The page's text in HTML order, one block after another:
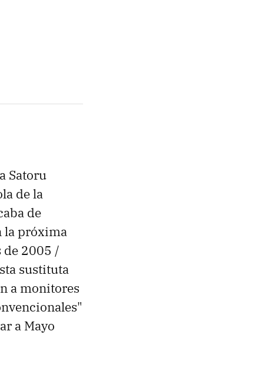
Satoru
de la
de
la próxima
de 2005 /
sustituta
a monitores
a Mayo